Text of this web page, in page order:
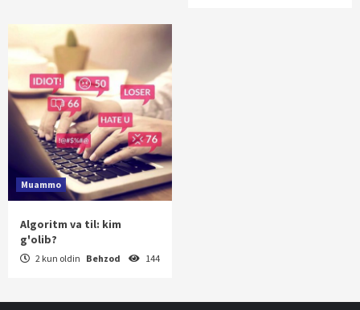
Muammo
Algoritm va til: kim
g'olib?
2 kun oldin Behzod 144